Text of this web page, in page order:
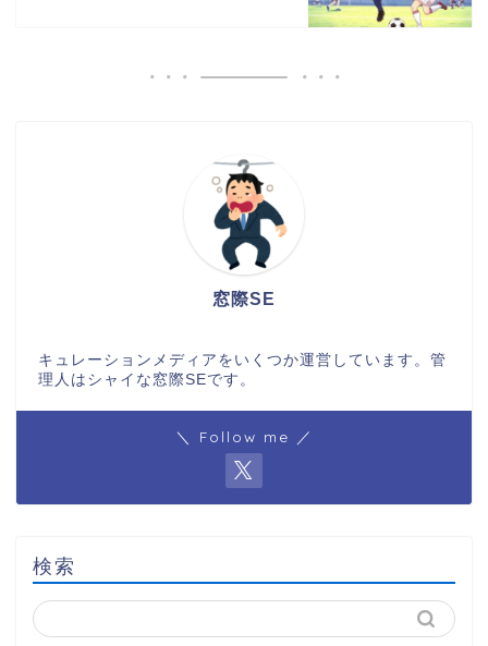
窓際SE
キュレーションメディアをいくつか運営しています。管
理人はシャイな窓際SEです。
＼ Follow me ／
検索